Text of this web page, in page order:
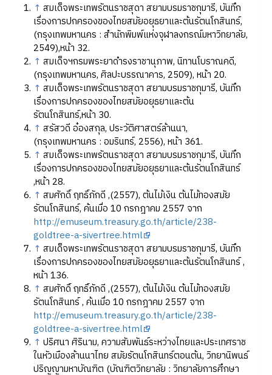
↑ สมเด็จพระเทพรัตนราชสุดา สยามบรมราชกุมารี, บันทึก
เรื่องการปกครองของไทยสมัยอยุธยาและต้นรัตนโกสินทร์,
(กรุงเทพมหานคร : สำนักพิมพ์แห่งจุฬาลงกรณ์มหาวิทยาลัย,
2549),หน้า 32.
↑ สมเด็จฯกรมพระยาดำรงราชานุภาพ, นิทานโบราณคดี,
(กรุงเทพมหานคร, ศิลปะบรรณาคาร, 2509), หน้า 20.
↑ สมเด็จพระเทพรัตนราชสุดา สยามบรมราชกุมารี, บันทึก
เรื่องการปกครองของไทยสมัยอยุธยาและต้น
รัตนโกสินทร์,หน้า 30.
↑ สรัสวดี อ๋องสกุล, ประวัติศาสตร์ล้านนา,
(กรุงเทพมหานคร : อมรินทร์, 2556), หน้า 361.
↑ สมเด็จพระเทพรัตนราชสุดา สยามบรมราชกุมารี, บันทึก
เรื่องการปกครองของไทยสมัยอยุธยาและต้นรัตนโกสินทร์
,หน้า 28.
↑ สมศักดิ์ ฤทธิ์ภักดี ,(2557), ต้นไม้เงิน ต้นไม้ทองสมัย
รัตนโกสินทร์, ค้นเมื่อ 10 กรกฎาคม 2557 จาก
http://emuseum.treasury.go.th/article/238-
goldtree-a-sivertree.html
↑ สมเด็จพระเทพรัตนราชสุดา สยามบรมราชกุมารี, บันทึก
เรื่องการปกครองของไทยสมัยอยุธยาและต้นรัตนโกสินทร์ ,
หน้า 136.
↑ สมศักดิ์ ฤทธิ์ภักดี ,(2557), ต้นไม้เงิน ต้นไม้ทองสมัย
รัตนโกสินทร์ , ค้นเมื่อ 10 กรกฎาคม 2557 จาก
http://emuseum.treasury.go.th/article/238-
goldtree-a-sivertree.html
↑ ปริศนา ศิรินาม, ความสัมพันธ์ระหว่างไทยและประเทศราช
ในหัวเมืองล้านนาไทย สมัยรัตนโกสินทร์ตอนต้น, วิทยานิพนธ์
ปริญญามหาบัณฑิต (บัณฑิตวิทยาลัย : วิทยาลัยการศึกษา